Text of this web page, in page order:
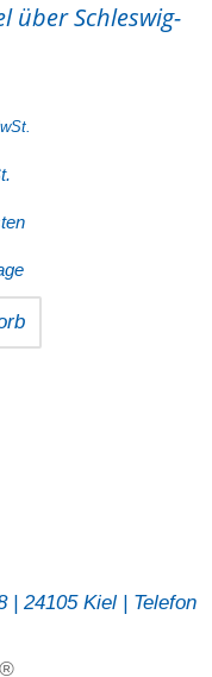
über Schleswig-
| 24105 Kiel | Telefon